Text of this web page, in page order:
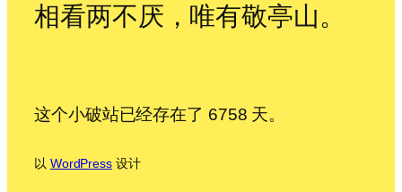
相看两不厌，唯有敬亭山。
这个小破站已经存在了 6758 天。
以 WordPress设计